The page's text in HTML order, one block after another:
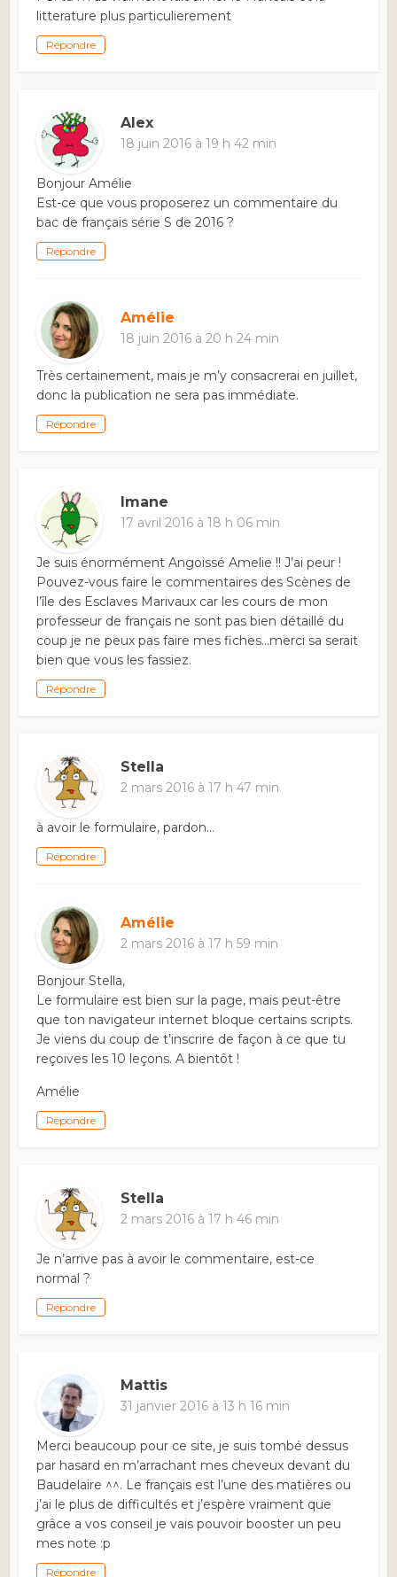
litterature plus particulierement
Répondre
Alex
18 juin 2016 à 19 h 42 min
Bonjour Amélie
Est-ce que vous proposerez un commentaire du
bac de français série S de 2016 ?
Répondre
Amélie
18 juin 2016 à 20 h 24 min
Très certainement, mais je m’y consacrerai en juillet,
donc la publication ne sera pas immédiate.
Répondre
Imane
17 avril 2016 à 18 h 06 min
Je suis énormément Angoissé Amelie !! J’ai peur !
Pouvez-vous faire le commentaires des Scènes de
l’île des Esclaves Marivaux car les cours de mon
professeur de français ne sont pas bien détaillé du
coup je ne peux pas faire mes fiches…merci sa serait
bien que vous les fassiez.
Répondre
Stella
2 mars 2016 à 17 h 47 min
à avoir le formulaire, pardon…
Répondre
Amélie
2 mars 2016 à 17 h 59 min
Bonjour Stella,
Le formulaire est bien sur la page, mais peut-être
que ton navigateur internet bloque certains scripts.
Je viens du coup de t’inscrire de façon à ce que tu
reçoives les 10 leçons. A bientôt !
Amélie
Répondre
Stella
2 mars 2016 à 17 h 46 min
Je n’arrive pas à avoir le commentaire, est-ce
normal ?
Répondre
Mattis
31 janvier 2016 à 13 h 16 min
Merci beaucoup pour ce site, je suis tombé dessus
par hasard en m’arrachant mes cheveux devant du
Baudelaire ^^. Le français est l’une des matières ou
j’ai le plus de difficultés et j’espère vraiment que
grâce a vos conseil je vais pouvoir booster un peu
mes note :p
Répondre